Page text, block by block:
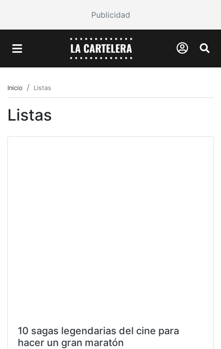
Publicidad
Inicio Listas
Listas
10 sagas legendarias del cine para
hacer un gran maratón